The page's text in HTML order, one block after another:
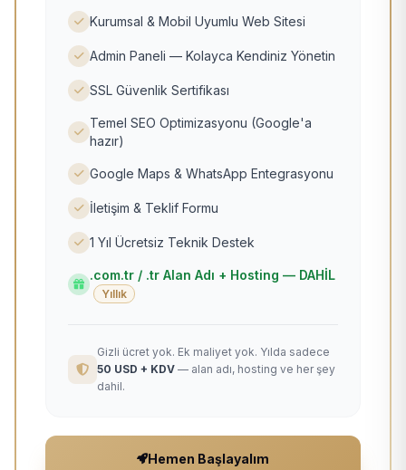
Kurumsal & Mobil Uyumlu Web Sitesi
Admin Paneli — Kolayca Kendiniz Yönetin
SSL Güvenlik Sertifikası
Temel SEO Optimizasyonu (Google'a
hazır)
Google Maps & WhatsApp Entegrasyonu
İletişim & Teklif Formu
1 Yıl Ücretsiz Teknik Destek
.com.tr / .tr Alan Adı + Hosting — DAHİL
Yıllık
Gizli ücret yok. Ek maliyet yok. Yılda sadece
50 USD + KDV — alan adı, hosting ve her şey
dahil.
Hemen Başlayalım